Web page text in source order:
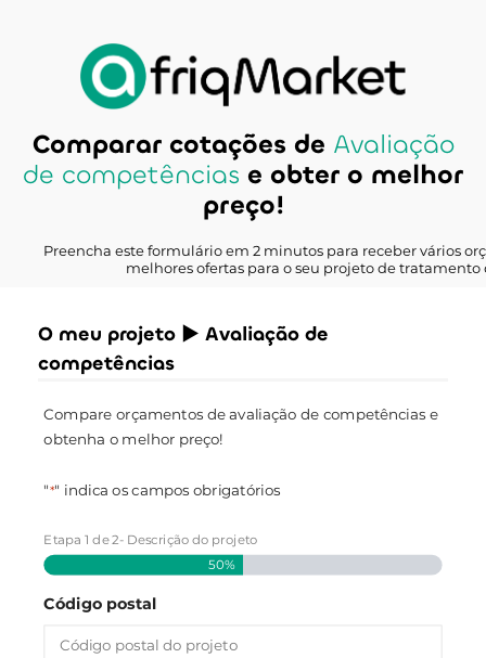
Comparar cotações de Avaliação
de competências e obter o melhor
preço!
Preencha este formulário em 2 minutos para receber vários
melhores ofertas para o seu projeto de tratamento
O meu projeto ► Avaliação de
competências
Compare orçamentos de avaliação de competências e
obtenha o melhor preço!
"*" indica os campos obrigatórios
Etapa1 de2- Descrição do projeto
50%
Código postal